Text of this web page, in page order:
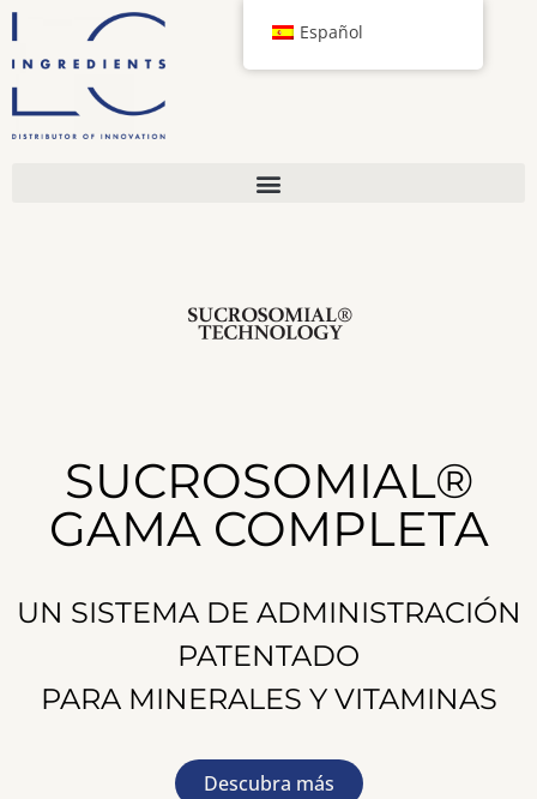
SUCROSOMIAL®
GAMA COMPLETA
UN SISTEMA DE ADMINISTRACIÓN
PATENTADO
PARA MINERALES Y VITAMINAS
Descubra más
Español